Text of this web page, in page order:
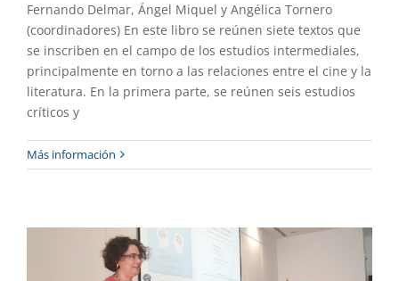
Fernando Delmar, Ángel Miquel y Angélica Tornero
(coordinadores) En este libro se reúnen siete textos que
se inscriben en el campo de los estudios intermediales,
principalmente en torno a las relaciones entre el cine y la
literatura. En la primera parte, se reúnen seis estudios
críticos y
Más informaciónRealiza Publicaciones y Divulgación